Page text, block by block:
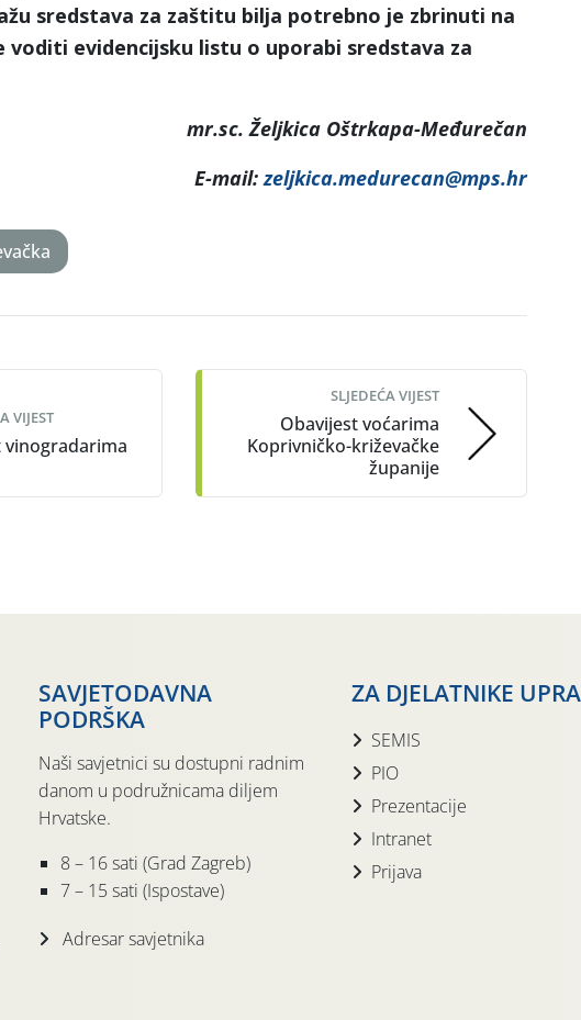
sredstava za zaštitu bilja potrebno je zbrinuti na
voditi evidencijsku listu o uporabi sredstava za
mr.sc. Željkica Oštrkapa-Međurečan
E-mail:zeljkica.medurecan@mps.hr
VIJEST
vinogradarima
SLJEDEĆA VIJEST
Obavijest voćarima
Koprivničko-križevačke
županije
SAVJETODAVNA
PODRŠKA
Naši savjetnici su dostupni radnim
danom u podružnicama diljem
Hrvatske.
8 – 16 sati (Grad Zagreb)
7 – 15 sati (Ispostave)
Adresar savjetnika
ZA DJELATNIKE
SEMIS
PIO
Prezentacije
Intranet
Prijava